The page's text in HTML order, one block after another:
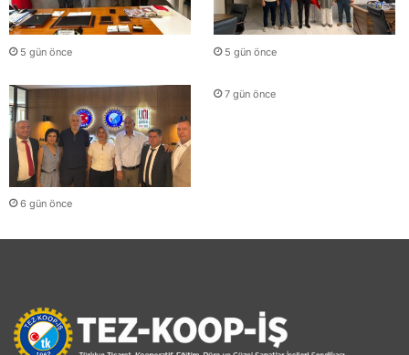
5 gün önce 5 gün önce
6 gün önce
7 gün önce